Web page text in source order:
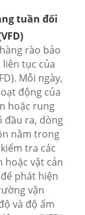
tuần đối
rào bảo
tục của
Mỗi ngày,
động của
hoặc rung
đầu ra, dòng
nằm trong
tra các
hoặc vật cản
phát hiện
vận
và độ ẩm